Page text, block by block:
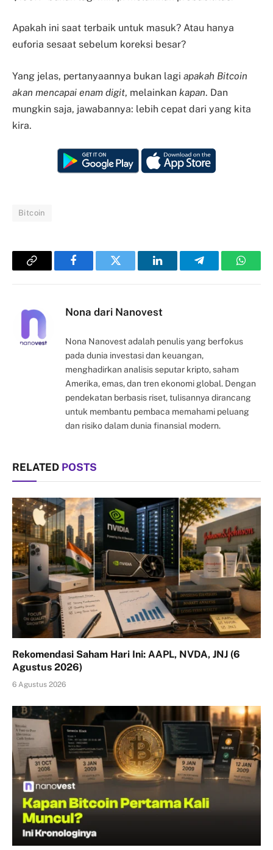
Apakah ini saat terbaik untuk masuk? Atau hanya
euforia sesaat sebelum koreksi besar?
Yang jelas, pertanyaannya bukan lagi apakah Bitcoin
akan mencapai enam digit, melainkan kapan. Dan
mungkin saja, jawabannya: lebih cepat dari yang kita
kira.
Bitcoin
Copy
FacebookTwitter LinkedInTelegram
Nona dari Nanovest
Nona Nanovest adalah penulis yang berfokus
pada dunia investasi dan keuangan,
menghadirkan analisis seputar kripto, saham
Amerika, emas, dan tren ekonomi global. Dengan
pendekatan berbasis riset, tulisannya dirancang
untuk membantu pembaca memahami peluang
dan risiko dalam dunia finansial modern.
RELATED POSTS
Rekomendasi Saham Hari Ini: AAPL, NVDA, JNJ (6
Agustus 2026)
6 Agustus 2026